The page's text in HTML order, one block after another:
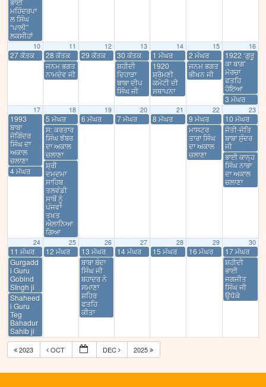
ਭਾਈ
ਮਹਿੰਦਰਪਾ
ਲ ਸਿੰਘ
“ਪਾਲੀ”
ਲਕਸੀਹਾਂ
10
27 ਕੱਤਕ
11
28 ਕੱਤਕ
ਜਨਮ ਭਗਤ
ਨਾਮਦੇਵ ਜੀ
12
29 ਕੱਤਕ
13
30 ਕੱਤਕ
ਸ਼ਹੀਦੀ
ਦਿਹਾੜਾ
ਬਾਬਾ ਦੀਪ
ਸਿੰਘ ਜੀ
14
1 ਮੱਘਰ
1920
ਸ਼੍ਰੋਮਣੀ
ਕਮੇਟੀ ਦੀ
ਸਥਾਪਨਾ
15
2 ਮੱਘਰ
ਜਨਮ ਭਗਤ
ਭੀਖਨ ਜੀ
16
1922 ‘ਗੁਰੂ
ਕਾ ਬਾਗ’
ਮੋਰਚਾ
ਫਤਹਿ
ਹੋਇਆ
3 ਮੱਘਰ
17
1993
ਬਾਬਾ
ਜੋਗਿੰਦਰ
ਸਿੰਘ ਦਾ
ਅਕਾਲ
ਚਲਾਣਾ
4 ਮੱਘਰ
18
5 ਮੱਘਰ
ਸ: ਕਰਤਾਰ
ਸਿੰਘ ਝੱਬਰ
ਦਾ ਅਕਾਲ
ਚਲਾਣਾ
ਸ਼੍ਰੀ
ਦਮਦਮਾ
ਸਾਹਿਬ
ਤਲਵੰਡੀ
ਸਾਬੋਂ ਨੂੰ
ਪੰਜਵਾਂ
ਤਖ਼ਤ
ਐਲਾਨਿਆ
ਗਿਆ
19
6 ਮੱਘਰ
20
7 ਮੱਘਰ
21
8 ਮੱਘਰ
22
9 ਮੱਘਰ
ਮਾਸਟਰ
ਤਾਰਾ ਸਿੰਘ
ਦਾ ਅਕਾਲ
ਚਲਾਣਾ
23
10 ਮੱਘਰ
ਜੋਤੀ-ਜੋਤਿ
ਬਾਬਾ ਸੁੰਦਰ
ਜੀ
ਭਾਈ ਕਾਨ੍ਹ
ਸਿੰਘ ਨਾਭਾ
ਦਾ ਅਕਾਲ
ਚਲਾਣਾ
24
11 ਮੱਘਰ
Gurgadd
i Guru
Gobind
SIngh ji
Shaheed
i Guru
Teg
Bahadur
Sahib ji
25
12 ਮੱਘਰ
26
13 ਮੱਘਰ
ਬਾਬਾ ਬੰਦਾ
ਸਿੰਘ ਜੀ
ਬਹਾਦਰ ਨੇ
ਸਮਾਣਾ
ਸ਼ਹਿਰ
ਫਤਹਿ
ਕੀਤਾ
27
14 ਮੱਘਰ
28
15 ਮੱਘਰ
29
16 ਮੱਘਰ
30
17 ਮੱਘਰ
ਸ਼ਹੀਦੀ
ਭਾਈ
ਜਗਜੀਤ
ਸਿੰਘ ਜੀ
ਉਧੋਕੇ
2023 OCT DEC 2025